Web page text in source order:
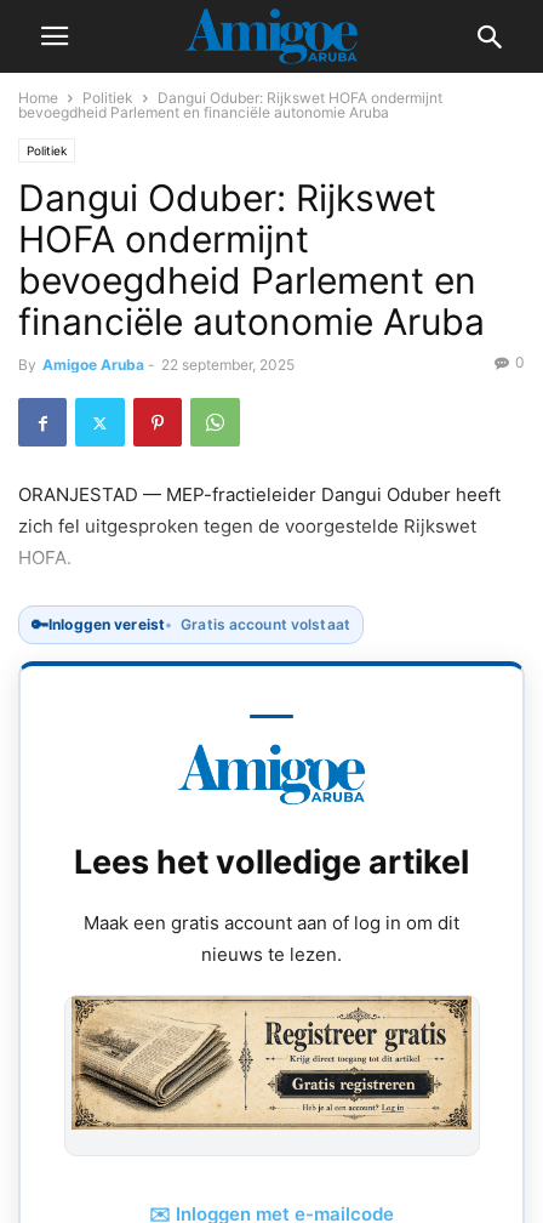
Home Politiek
Dangui Oduber: Rijkswet HOFA ondermijnt
bevoegdheid Parlement en financiële autonomie Aruba
Politiek
Dangui Oduber: Rijkswet
HOFA ondermijnt
bevoegdheid Parlement en
financiële autonomie Aruba
By Amigoe Aruba - 22 september, 2025 0
ORANJESTAD — MEP-fractieleider Dangui Oduber heeft
zich fel uitgesproken tegen de voorgestelde Rijkswet
HOFA.
🔑Inloggen vereist Gratis account volstaat
Lees het volledige artikel
Maak een gratis account aan of log in om dit
nieuws te lezen.
✉️ Inloggen met e-mailcode